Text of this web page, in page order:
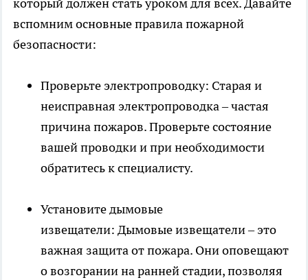
который должен стать уроком для всех. Давайте
вспомним основные правила пожарной
безопасности:
Проверьте электропроводку: Старая и
неисправная электропроводка – частая
причина пожаров. Проверьте состояние
вашей проводки и при необходимости
обратитесь к специалисту.
Установите дымовые
извещатели: Дымовые извещатели – это
важная защита от пожара. Они оповещают
о возгорании на ранней стадии, позволяя